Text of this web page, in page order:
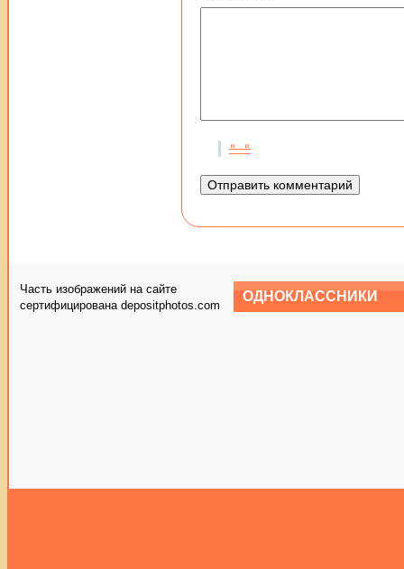
Часть изображений на сайте
сертифицирована depositphotos.com
ОДНОКЛАССНИКИ